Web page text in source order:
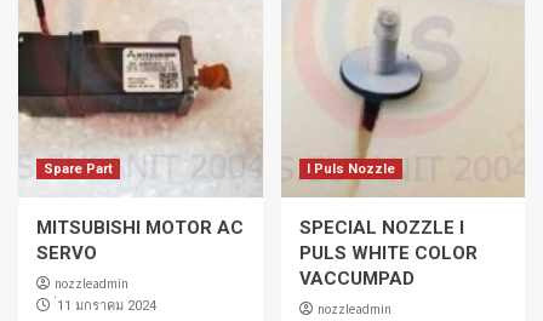
Spare Part
MITSUBISHI MOTOR AC
SERVO
nozzleadmin
่11 มกราคม 2024
I Puls Nozzle
SPECIAL NOZZLE I
PULS WHITE COLOR
VACCUMPAD
nozzleadmin